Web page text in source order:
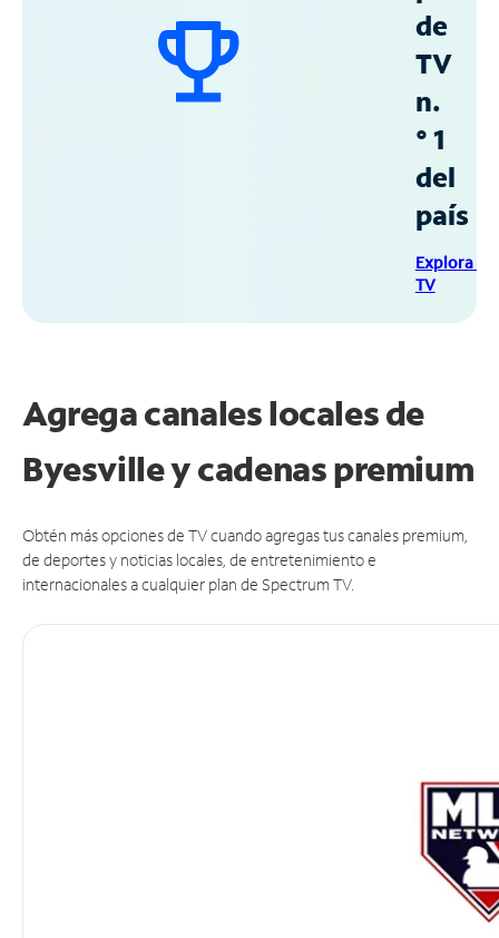
de
TV
n.
° 1
del
país
Explora
TV
Agrega canales locales de
Byesville y cadenas premium
Obtén más opciones de TV cuando agregas tus canales premium,
de deportes y noticias locales, de entretenimiento e
internacionales a cualquier plan de Spectrum TV.